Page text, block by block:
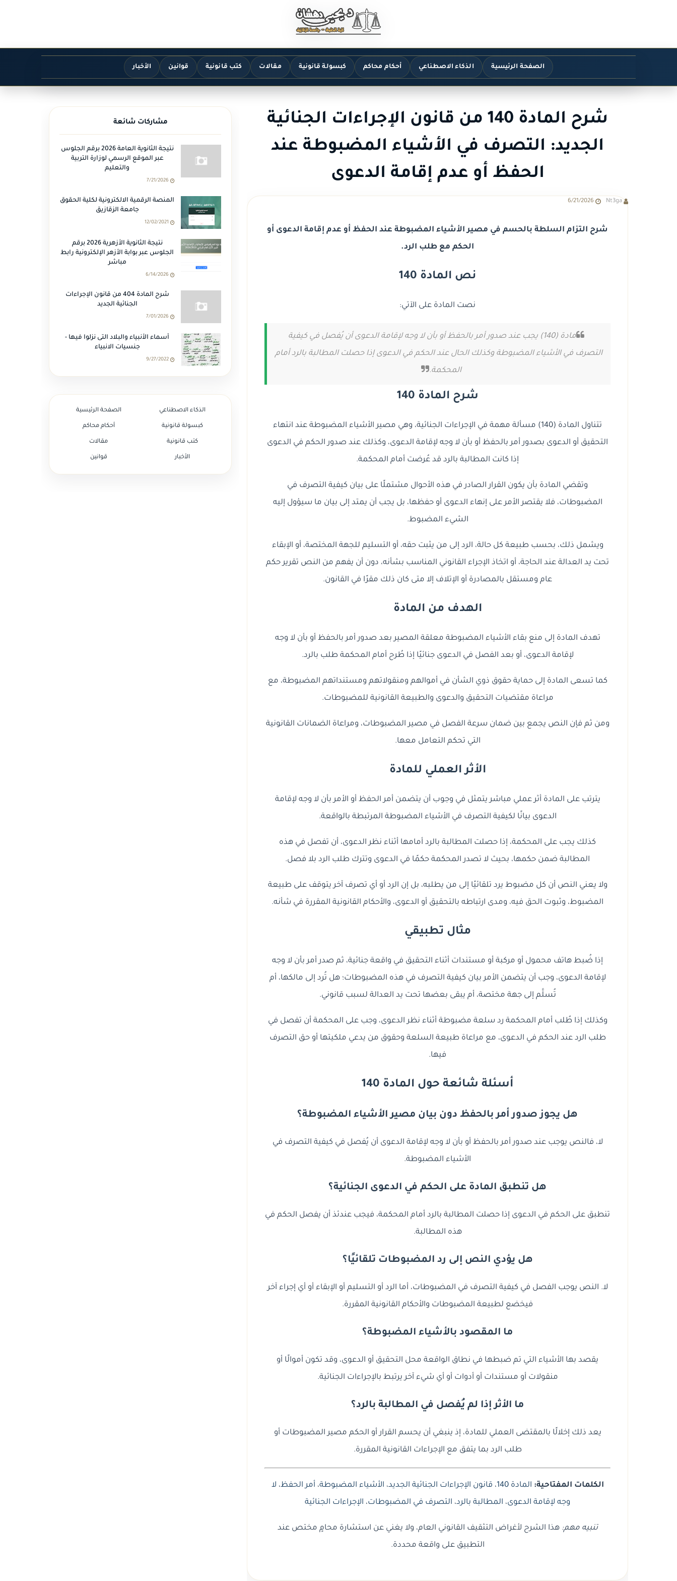
الصفحة الرئيسية الذكاء الاصطناعي أحكام محاكم كبسولة قانونية مقالات كتب قانونية قوانين الأخبار
شرح المادة 140 من قانون الإجراءات الجنائية
الجديد: التصرف في الأشياء المضبوطة عند
الحفظ أو عدم إقامة الدعوى
Nt3ga
6/21/2026
شرح التزام السلطة بالحسم في مصير الأشياء المضبوطة عند الحفظ أو عدم إقامة الدعوى أو
الحكم مع طلب الرد.
نص المادة 140
نصت المادة على الآتي:
مادة (140) يجب عند صدور أمر بالحفظ أو بأن لا وجه لإقامة الدعوى أن يُفصل في كيفية
التصرف في الأشياء المضبوطة وكذلك الحال عند الحكم في الدعوى إذا حصلت المطالبة بالرد أمام
المحكمة.
شرح المادة 140
تتناول المادة (140) مسألة مهمة في الإجراءات الجنائية، وهي مصير الأشياء المضبوطة عند انتهاء
التحقيق أو الدعوى بصدور أمر بالحفظ أو بأن لا وجه لإقامة الدعوى، وكذلك عند صدور الحكم في الدعوى
إذا كانت المطالبة بالرد قد عُرضت أمام المحكمة.
وتقضي المادة بأن يكون القرار الصادر في هذه الأحوال مشتملًا على بيان كيفية التصرف في
المضبوطات، فلا يقتصر الأمر على إنهاء الدعوى أو حفظها، بل يجب أن يمتد إلى بيان ما سيؤول إليه
الشيء المضبوط.
ويشمل ذلك، بحسب طبيعة كل حالة، الرد إلى من يثبت حقه، أو التسليم للجهة المختصة، أو الإبقاء
تحت يد العدالة عند الحاجة، أو اتخاذ الإجراء القانوني المناسب بشأنه، دون أن يفهم من النص تقرير حكم
عام ومستقل بالمصادرة أو الإتلاف إلا متى كان ذلك مقرًا في القانون.
الهدف من المادة
تهدف المادة إلى منع بقاء الأشياء المضبوطة معلقة المصير بعد صدور أمر بالحفظ أو بأن لا وجه
لإقامة الدعوى، أو بعد الفصل في الدعوى جنائيًا إذا طُرح أمام المحكمة طلب بالرد.
كما تسعى المادة إلى حماية حقوق ذوي الشأن في أموالهم ومنقولاتهم ومستنداتهم المضبوطة، مع
مراعاة مقتضيات التحقيق والدعوى والطبيعة القانونية للمضبوطات.
ومن ثم فإن النص يجمع بين ضمان سرعة الفصل في مصير المضبوطات، ومراعاة الضمانات القانونية
التي تحكم التعامل معها.
الأثر العملي للمادة
يترتب على المادة أثر عملي مباشر يتمثل في وجوب أن يتضمن أمر الحفظ أو الأمر بأن لا وجه لإقامة
الدعوى بيانًا لكيفية التصرف في الأشياء المضبوطة المرتبطة بالواقعة.
كذلك يجب على المحكمة، إذا حصلت المطالبة بالرد أمامها أثناء نظر الدعوى، أن تفصل في هذه
المطالبة ضمن حكمها، بحيث لا تصدر المحكمة حكمًا في الدعوى وتترك طلب الرد بلا فصل.
ولا يعني النص أن كل مضبوط يرد تلقائيًا إلى من يطلبه، بل إن الرد أو أي تصرف آخر يتوقف على طبيعة
المضبوط، وثبوت الحق فيه، ومدى ارتباطه بالتحقيق أو الدعوى، والأحكام القانونية المقررة في شأنه.
مثال تطبيقي
إذا ضُبط هاتف محمول أو مركبة أو مستندات أثناء التحقيق في واقعة جنائية، ثم صدر أمر بأن لا وجه
لإقامة الدعوى، وجب أن يتضمن الأمر بيان كيفية التصرف في هذه المضبوطات؛ هل تُرد إلى مالكها، أم
تُسلَّم إلى جهة مختصة، أم يبقى بعضها تحت يد العدالة لسبب قانوني.
وكذلك إذا طُلب أمام المحكمة رد سلعة مضبوطة أثناء نظر الدعوى، وجب على المحكمة أن تفصل في
طلب الرد عند الحكم في الدعوى، مع مراعاة طبيعة السلعة وحقوق من يدعي ملكيتها أو حق التصرف
فيها.
أسئلة شائعة حول المادة 140
هل يجوز صدور أمر بالحفظ دون بيان مصير الأشياء المضبوطة؟
لا، فالنص يوجب عند صدور أمر بالحفظ أو بأن لا وجه لإقامة الدعوى أن يُفصل في كيفية التصرف في
الأشياء المضبوطة.
هل تنطبق المادة على الحكم في الدعوى الجنائية؟
تنطبق على الحكم في الدعوى إذا حصلت المطالبة بالرد أمام المحكمة، فيجب عندئذ أن يفصل الحكم في
هذه المطالبة.
هل يؤدي النص إلى رد المضبوطات تلقائيًا؟
لا. النص يوجب الفصل في كيفية التصرف في المضبوطات، أما الرد أو التسليم أو الإبقاء أو أي إجراء آخر
فيخضع لطبيعة المضبوطات والأحكام القانونية المقررة.
ما المقصود بالأشياء المضبوطة؟
يقصد بها الأشياء التي تم ضبطها في نطاق الواقعة محل التحقيق أو الدعوى، وقد تكون أموالًا أو
منقولات أو مستندات أو أدوات أو أي شيء آخر يرتبط بالإجراءات الجنائية.
ما الأثر إذا لم يُفصل في المطالبة بالرد؟
يعد ذلك إخلالًا بالمقتضى العملي للمادة، إذ ينبغي أن يحسم القرار أو الحكم مصير المضبوطات أو
طلب الرد بما يتفق مع الإجراءات القانونية المقررة.
الكلمات المفتاحية: المادة 140 ، قانون الإجراءات الجنائية الجديد، الأشياء المضبوطة، أمر الحفظ، لا
وجه لإقامة الدعوى، المطالبة بالرد، التصرف في المضبوطات، الإجراءات الجنائية
تنبيه مهم: هذا الشرح لأغراض التثقيف القانوني العام، ولا يغني عن استشارة محامٍ مختص عند
التطبيق على واقعة محددة.
مشاركات شائعة
نتيجة الثانوية العامة 2026 برقم الجلوس
عبر الموقع الرسمي لوزارة التربية
والتعليم
7/21/2026
المنصة الرقمية الالكترونية لكلية الحقوق
جامعة الزقازيق
12/02/2021
نتيجة الثانوية الأزهرية 2026 برقم
الجلوس عبر بوابة الأزهر الإلكترونية رابط
مباشر
6/14/2026
شرح المادة 404 من قانون الإجراءات
الجنائية الجديد
7/01/2026
أسماء الأنبياء والبلاد التى نزلوا فيها -
جنسيات الانبياء
9/27/2022
الصفحة الرئيسية الذكاء الاصطناعي
أحكام محاكم كبسولة قانونية
مقالات كتب قانونية
قوانين الأخبار